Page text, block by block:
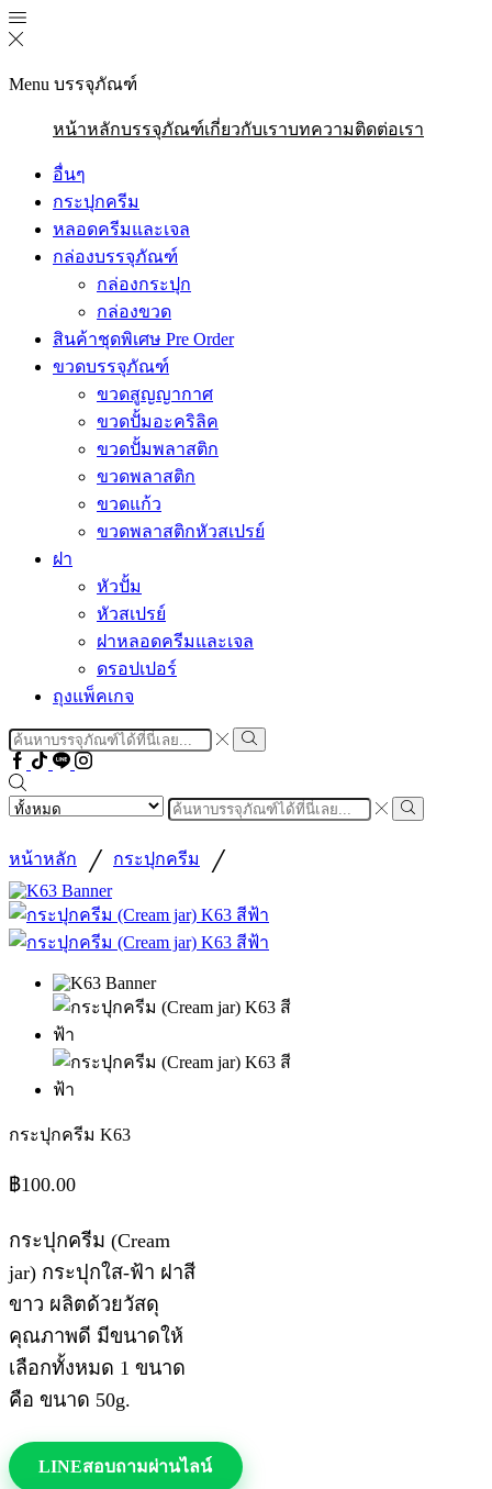
Menu บรรจุภัณฑ์
หน้าหลักบรรจุภัณฑ์เกี่ยวกับเราบทความติดต่อเรา
อื่นๆ
กระปุกครีม
หลอดครีมและเจล
กล่องบรรจุภัณฑ์
กล่องกระปุก
กล่องขวด
สินค้าชุดพิเศษ Pre Order
ขวดบรรจุภัณฑ์
ขวดสูญญากาศ
ขวดปั้มอะคริลิค
ขวดปั้มพลาสติก
ขวดพลาสติก
ขวดแก้ว
ขวดพลาสติกหัวสเปรย์
ฝา
หัวปั้ม
หัวสเปรย์
ฝาหลอดครีมและเจล
ดรอปเปอร์
ถุงแพ็คเกจ
Search
input
Search
Facebook
TiktokLineInstragram
Search
input
Search
หน้าหลัก / กระปุกครีม /
กระปุกครีม K63
฿100.00
กระปุกครีม (Cream
jar) กระปุกใส-ฟ้า ฝาสี
ขาว ผลิตด้วยวัสดุ
คุณภาพดี มีขนาดให้
เลือกทั้งหมด 1 ขนาด
คือ ขนาด 50g.
LINEสอบถามผ่านไลน์